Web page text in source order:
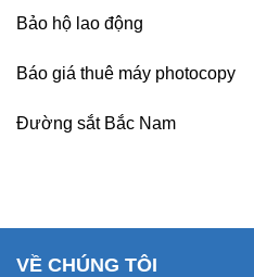
Bảo hộ lao động
Báo giá thuê máy photocopy
Đường sắt Bắc Nam
VỀ CHÚNG TÔI